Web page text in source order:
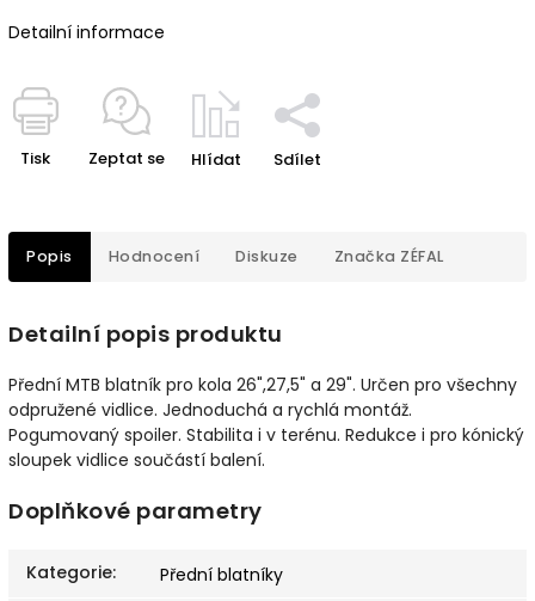
Detailní informace
Tisk Zeptat se Hlídat Sdílet
Popis Hodnocení Diskuze Značka ZÉFAL
Detailní popis produktu
Přední MTB blatník pro kola 26",27,5" a 29". Určen pro všechny
odpružené vidlice. Jednoduchá a rychlá montáž.
Pogumovaný spoiler. Stabilita i v terénu. Redukce i pro kónický
sloupek vidlice součástí balení.
Doplňkové parametry
Kategorie:
Přední blatníky